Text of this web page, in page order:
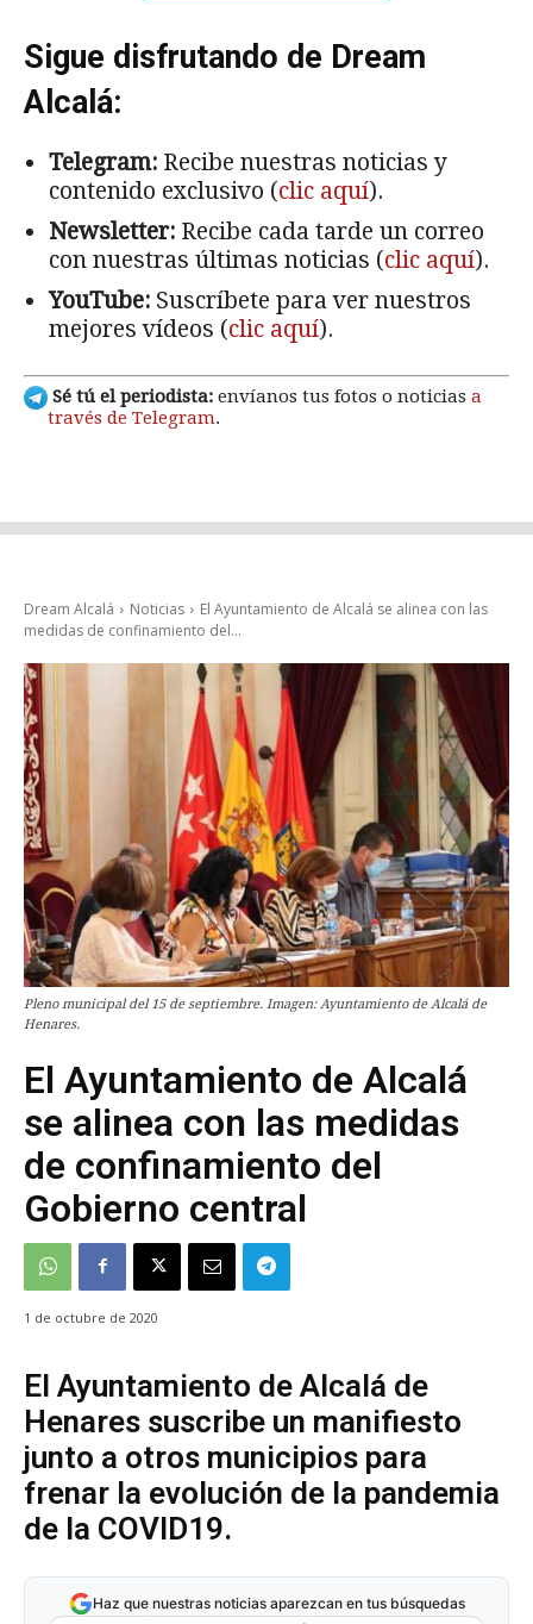
Sigue disfrutando de Dream
Alcalá:
Telegram: Recibe nuestras noticias y
contenido exclusivo (clic aquí).
Newsletter: Recibe cada tarde un correo
con nuestras últimas noticias (clic aquí).
YouTube: Suscríbete para ver nuestros
mejores vídeos (clic aquí).
Sé tú el periodista: envíanos tus fotos o noticias a
través de Telegram.